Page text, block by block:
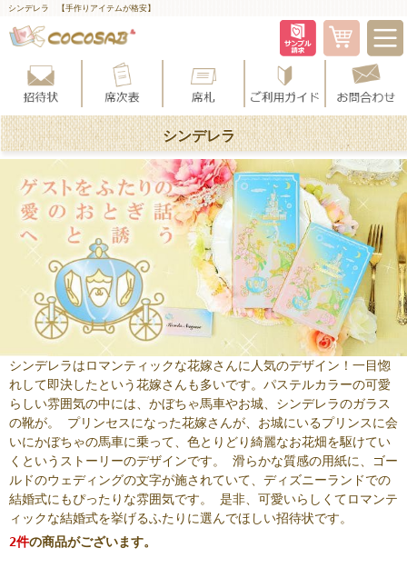
シンデレラ 【手作りアイテムが格安】
シンデレラ
シンデレラはロマンティックな花嫁さんに人気のデザイン！一目惚
れして即決したという花嫁さんも多いです。パステルカラーの可愛
らしい雰囲気の中には、かぼちゃ馬車やお城、シンデレラのガラス
の靴が。 プリンセスになった花嫁さんが、お城にいるプリンスに会
いにかぼちゃの馬車に乗って、色とりどり綺麗なお花畑を駆けてい
くというストーリーのデザインです。 滑らかな質感の用紙に、ゴー
ルドのウェディングの文字が施されていて、ディズニーランドでの
結婚式にもぴったりな雰囲気です。 是非、可愛いらしくてロマンテ
ィックな結婚式を挙げるふたりに選んでほしい招待状です。
2件の商品がございます。